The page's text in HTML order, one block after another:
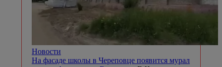
Новости
На фасаде школы в Череповце появится мурал